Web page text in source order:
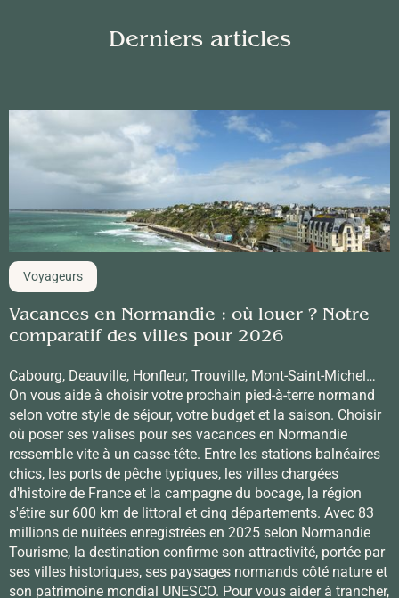
Derniers articles
Voyageurs
Vacances en Normandie : où louer ? Notre
comparatif des villes pour 2026
Cabourg, Deauville, Honfleur, Trouville, Mont-Saint-Michel…
On vous aide à choisir votre prochain pied-à-terre normand
selon votre style de séjour, votre budget et la saison. Choisir
où poser ses valises pour ses vacances en Normandie
ressemble vite à un casse-tête. Entre les stations balnéaires
chics, les ports de pêche typiques, les villes chargées
d'histoire de France et la campagne du bocage, la région
s'étire sur 600 km de littoral et cinq départements. Avec 83
millions de nuitées enregistrées en 2025 selon Normandie
Tourisme, la destination confirme son attractivité, portée par
ses villes historiques, ses paysages normands côté nature et
son patrimoine mondial UNESCO. Pour vous aider à trancher,